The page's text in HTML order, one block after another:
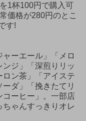
1杯100円で購入可
価格が280円のとこ
す!
ーエール」「メロ
ジ」「深煎りリッ
ン茶」「アイステ
ダ」「挽きたてリ
コーヒー」。一部店
ゃんすっきりオレ